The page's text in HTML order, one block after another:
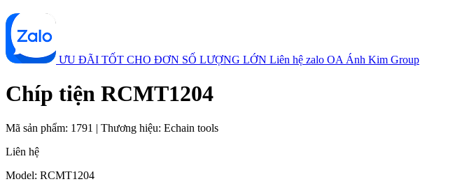
ƯU ĐÃI TỐT CHO ĐƠN SỐ LƯỢNG LỚN Liên hệ zalo OA Ánh Kim Group
Chíp tiện RCMT1204
Mã sản phẩm: 1791 | Thương hiệu: Echain tools
Liên hệ
Model: RCMT1204